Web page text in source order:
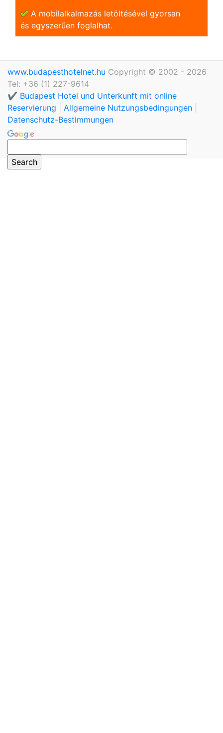
A mobilalkalmazás letöltésével gyorsan
és egyszerũen foglalhat.
www.budapesthotelnet.hu Copyright © 2002 - 2026
Tel: +36 (1) 227-9614
✔️ Budapest Hotel und Unterkunft mit online
Reservierung
Allgemeine Nutzungsbedingungen
Datenschutz-Bestimmungen